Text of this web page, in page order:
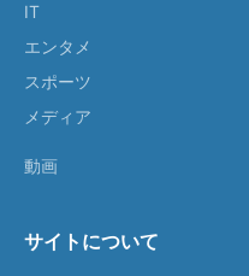
IT
エンタメ
スポーツ
メディア
動画
サイトについて